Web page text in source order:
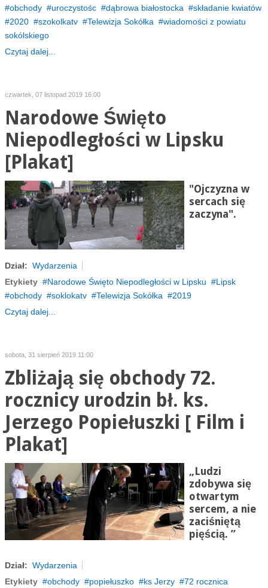
obchody
uroczystośc dąbrowa białostocka
składanie kwiatów
2020
szokolkatv Telewizja Sokółka
wiadomości z powiatu
sokólskiego
Czytaj dalej...
czwartek, 07 listopad 2019 16:00
Narodowe Święto
Niepodległości w Lipsku
[Plakat]
"Ojczyzna w
sercach się
zaczyna".
Dział: Wydarzenia
Etykiety
Narodowe Święto Niepodległości w Lipsku
Lipsk
obchody
soklokatv Telewizja Sokółka
2019
Czytaj dalej...
sobota, 31 sierpień 2019 11:00
Zbliżają się obchody 72.
rocznicy urodzin bł. ks.
Jerzego Popiełuszki [ Film i
Plakat]
„Ludzi
zdobywa się
otwartym
sercem, a nie
zaciśniętą
pięścią. ”
Dział: Wydarzenia
Etykiety
obchody popiełuszko ks Jerzy 72 rocznica